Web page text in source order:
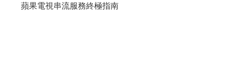
蘋果電視串流服務終極指南